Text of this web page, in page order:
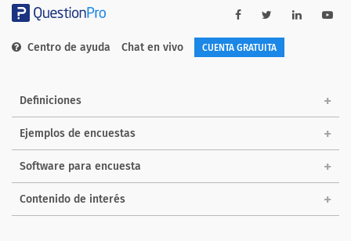
Centro de ayuda Chat en vivo CUENTA GRATUITA
Definiciones
Ejemplos de encuestas
Software para encuesta
Contenido de interés